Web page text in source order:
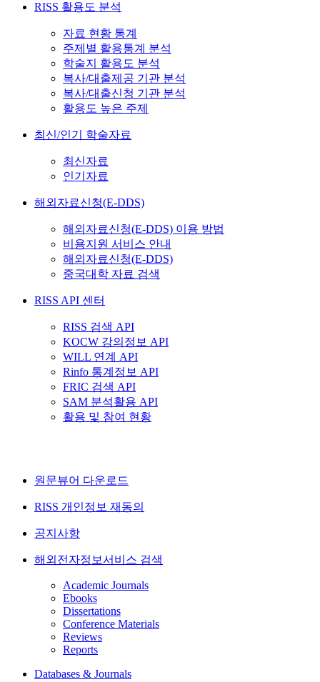
RISS 활용도 분석
자료 현황 통계
주제별 활용통계 분석
학술지 활용도 분석
복사/대출제공 기관 분석
복사/대출신청 기관 분석
활용도 높은 주제
최신/인기 학술자료
최신자료
인기자료
해외자료신청(E-DDS)
해외자료신청(E-DDS) 이용 방법
비용지원 서비스 안내
해외자료신청(E-DDS)
중국대학 자료 검색
RISS API 센터
RISS 검색 API
KOCW 강의정보 API
WILL 연계 API
Rinfo 통계정보 API
FRIC 검색 API
SAM 분석활용 API
활용 및 참여 현황
원문뷰어 다운로드
RISS 개인정보 재동의
공지사항
해외전자정보서비스 검색
Academic Journals
Ebooks
Dissertations
Conference Materials
Reviews
Reports
Databases & Journals